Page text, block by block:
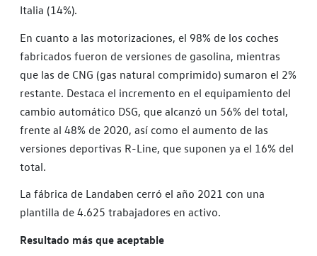
Italia (14%).
En cuanto a las motorizaciones, el 98% de los coches
fabricados fueron de versiones de gasolina, mientras
que las de CNG (gas natural comprimido) sumaron el 2%
restante. Destaca el incremento en el equipamiento del
cambio automático DSG, que alcanzó un 56% del total,
frente al 48% de 2020, así como el aumento de las
versiones deportivas R-Line, que suponen ya el 16% del
total.
La fábrica de Landaben cerró el año 2021 con una
plantilla de 4.625 trabajadores en activo.
Resultado más que aceptable